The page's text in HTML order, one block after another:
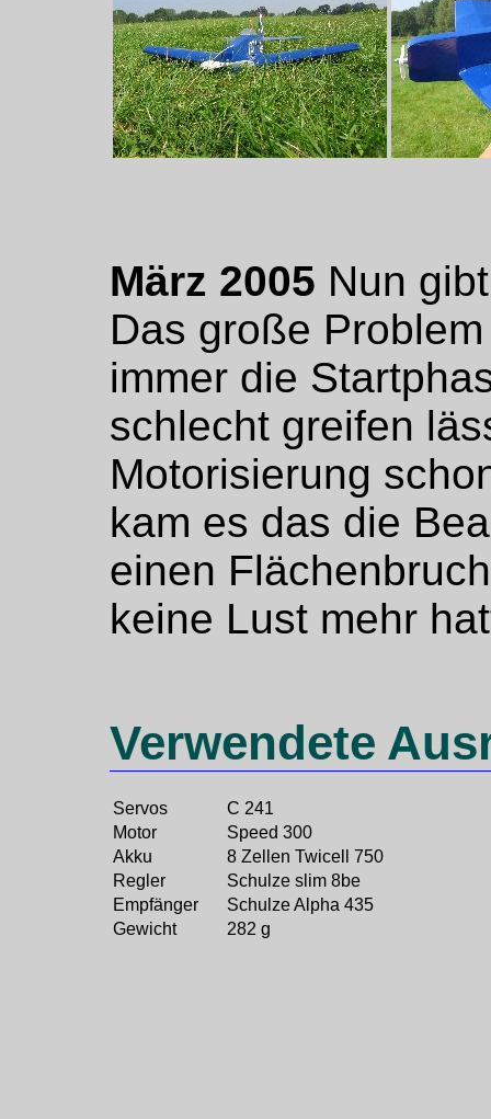
März 2005 Nun
Das große
immer die
schlecht greifen
Motorisierung
kam es das die
einen
keine Lust mehr
Verwendete
Servos
C 241
Motor
Speed 300
Akku
8 Zellen Twicell 750
Regler
Schulze slim 8be
Empfänger
Schulze Alpha 435
Gewicht
282 g